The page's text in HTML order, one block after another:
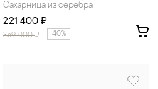
Сахаpница из серебра
221 400 ₽
369 000₽ 40%